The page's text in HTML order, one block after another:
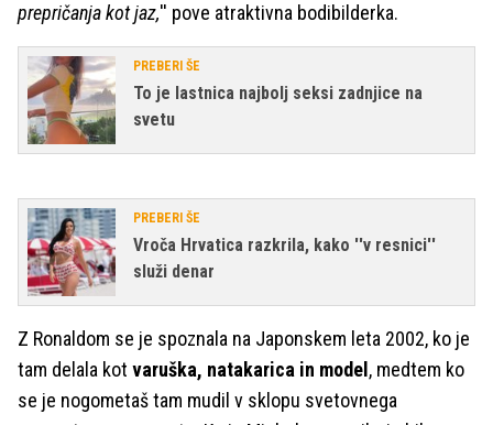
prepričanja kot jaz,'' pove atraktivna bodibilderka.
PREBERI ŠE
To je lastnica najbolj seksi zadnjice na
svetu
PREBERI ŠE
Vroča Hrvatica razkrila, kako ''v resnici''
služi denar
Z Ronaldom se je spoznala na Japonskem leta 2002, ko je
tam delala kot varuška, natakarica in model , medtem ko
se je nogometaš tam mudil v sklopu svetovnega